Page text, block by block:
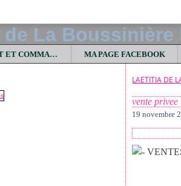
CONTACT ET COMMANDES MA PAGE FACEBOOK
LAETITIA DE
vente privee
19 novembre